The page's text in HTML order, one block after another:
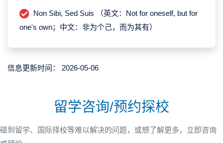
Non Sibi, Sed Suis （英文：Not for oneself, but for
one's own；中文：非为个己，而为其有）
信息更新时间： 2026-05-06
留学咨询/预约探校
碰到留学、国际择校等难以解决的问题，或想了解更多，立即咨询